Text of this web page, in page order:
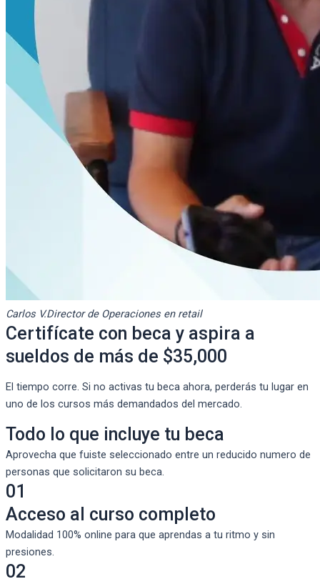
Carlos V.Director de Operaciones en retail
Certifícate con beca y aspira a
sueldos de más de $35,000
El tiempo corre. Si no activas tu beca ahora, perderás tu lugar en
uno de los cursos más demandados del mercado.
Todo lo que incluye tu beca
Aprovecha que fuiste seleccionado entre un reducido numero de
personas que solicitaron su beca.
01
Acceso al curso completo
Modalidad 100% online para que aprendas a tu ritmo y sin
presiones.
02